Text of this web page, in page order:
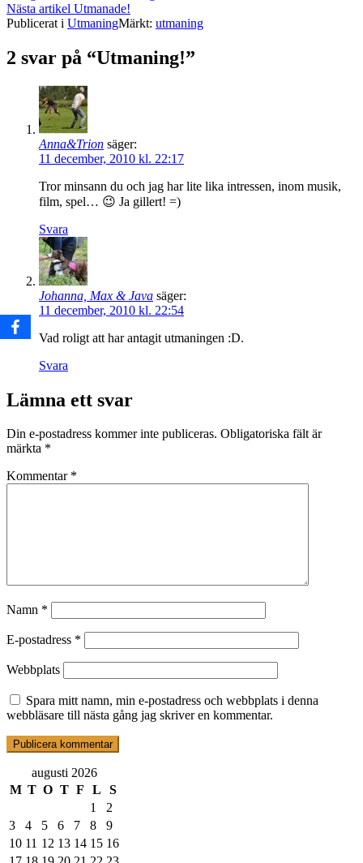
läsa
Nästa artikel Utmanade!
Publicerat i UtmaningMärkt: utmaning
2 svar på “Utmaning!”
Anna&Trion säger:
11 december, 2010 kl. 22:17
Tror minsann du och jag har lite lika intressen, inom musik,
film, spel… 😉 Ja gillert! =)
Svara
Johanna, Max & Java säger:
11 december, 2010 kl. 22:54
Vad roligt att har antagit utmaningen :D.
Svara
Lämna ett svar
Din e-postadress kommer inte publiceras. Obligatoriska fält är
märkta *
Kommentar *
Namn *
E-postadress *
Webbplats
Spara mitt namn, min e-postadress och webbplats i denna
webbläsare till nästa gång jag skriver en kommentar.
augusti 2026
M T O T F L
S
1
2
3
4 5 6 7 8
9
10 11 12 13 14 15 16